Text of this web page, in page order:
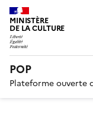
MINISTÈRE
DE LA CULTURE
POP
Plateforme ouverte